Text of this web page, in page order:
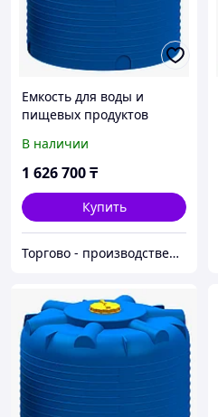
Емкость для воды и
пищевых продуктов
В наличии
1 626 700₸
Купить
Торгово - производственная компания "Центр Пласт"